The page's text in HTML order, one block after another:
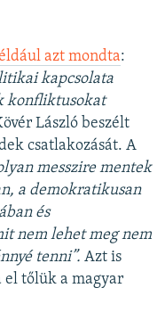
azt mondta:
kapcsolata
konfliktusokat
László beszélt
csatlakozását. A
messzire mentek
a demokratikusan
és
nem lehet meg nem
tenni”. Azt is
tőlük a magyar